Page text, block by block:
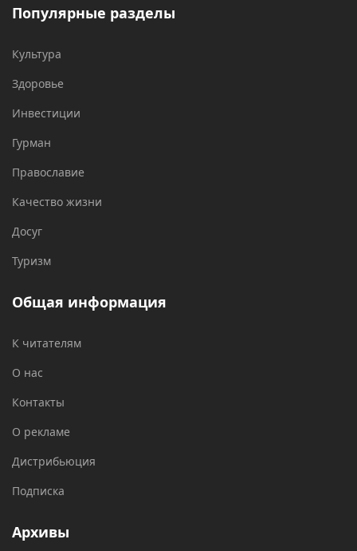
Популярные разделы
Культура
Здоровье
Инвестиции
Гурман
Православие
Качество жизни
Досуг
Туризм
Общая информация
К читателям
О нас
Контакты
О рекламе
Дистрибьюция
Подписка
Архивы